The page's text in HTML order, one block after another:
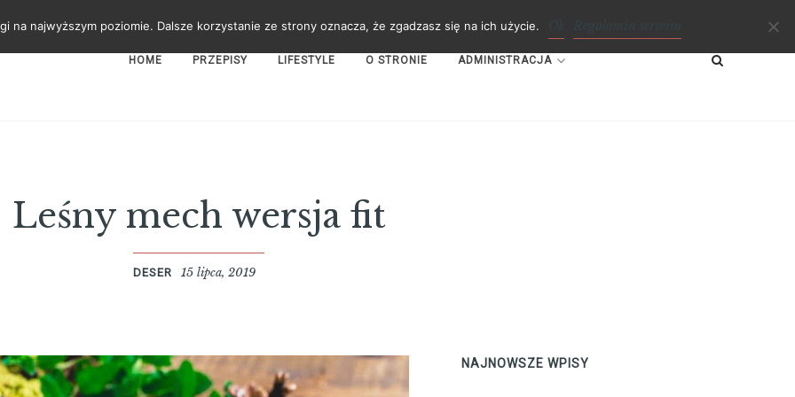
HOME PRZEPISY LIFESTYLE O STRONIE ADMINISTRACJA
Leśny mech wersja fit
DESER 15 lipca, 2019
NAJNOWSZE WPISY
na najwyższym poziomie. Dalsze korzystanie ze strony oznacza, że zgadzasz się na ich użycie.